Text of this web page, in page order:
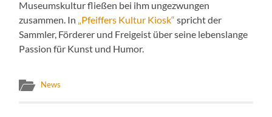
Museumskultur fließen bei ihm ungezwungen
zusammen. In „Pfeiffers Kultur Kiosk“ spricht der
Sammler, Förderer und Freigeist über seine lebenslange
Passion für Kunst und Humor.
News